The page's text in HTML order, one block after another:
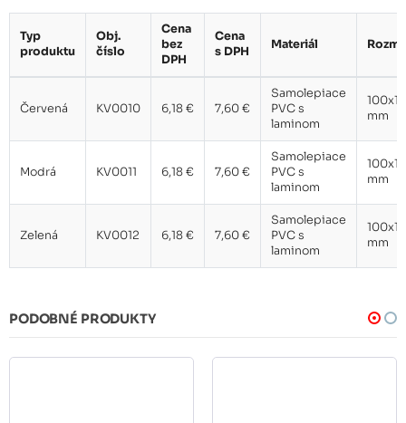
Typ
produktu
Obj.
číslo
Cena
bez
DPH
Cena
s DPH
Materiál
Červená KV0010 6,18 € 7,60 €
Samolepiace
PVC s
laminom
mm
Modrá KV0011 6,18 € 7,60 €
Samolepiace
PVC s
laminom
mm
Zelená KV0012 6,18 € 7,60 €
Samolepiace
PVC s
laminom
mm
PODOBNÉ PRODUKTY